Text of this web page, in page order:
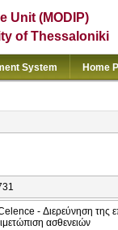
Unit (MODIP)
of Thessaloniki
System Home
- Διερεύνηση της
ασθενειών